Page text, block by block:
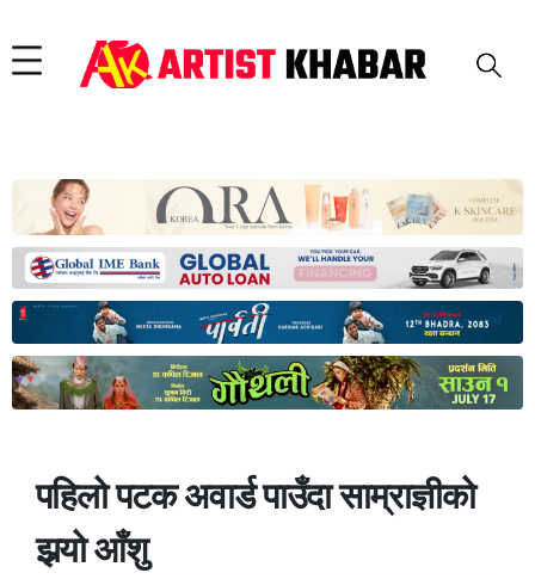
पहिलो पटक अवार्ड पाउँदा साम्राज्ञीको
झर्‍यो आँशु